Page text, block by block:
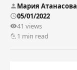
Мария Атанасова
05/01/2022
41 views
1 min read